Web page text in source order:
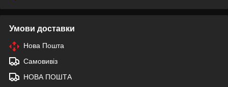
Умови доставки
Нова Пошта
Самовивіз
НОВА ПОШТА